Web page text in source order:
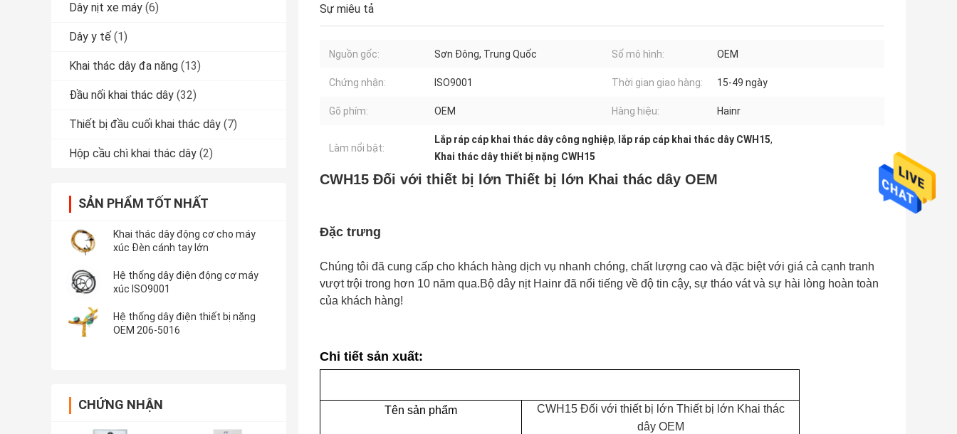
Dây nịt xe máy (6)
Dây y tế (1)
Khai thác dây đa năng (13)
Đầu nối khai thác dây (32)
Thiết bị đầu cuối khai thác dây (7)
Hộp cầu chì khai thác dây (2)
SẢN PHẨM TỐT NHẤT
Khai thác dây động cơ cho máy
xúc Đèn cánh tay lớn
Hệ thống dây điện động cơ máy
xúc ISO9001
Hệ thống dây điện thiết bị nặng
OEM 206-5016
CHỨNG NHẬN
Sự miêu tả
Nguồn gốc: Sơn Đông, Trung Quốc Số mô hình: OEM
Chứng nhận: ISO9001 Thời gian giao hàng: 15-49 ngày
Gõ phím: OEM Hàng hiệu: Hainr
Làm nổi bật:
Lắp ráp cáp khai thác dây công nghiệp, lắp ráp cáp khai thác dây CWH15,
Khai thác dây thiết bị nặng CWH15
CWH15 Đối với thiết bị lớn Thiết bị lớn Khai thác dây OEM
Đặc trưng
Chúng tôi đã cung cấp cho khách hàng dịch vụ nhanh chóng, chất lượng cao và đặc biệt với giá cả cạnh tranh
vượt trội trong hơn 10 năm qua.Bộ dây nịt Hainr đã nổi tiếng về độ tin cậy, sự tháo vát và sự hài lòng hoàn toàn
của khách hàng!
Chi tiết sản xuất:
Tên sản phẩm
CWH15 Đối với thiết bị lớn Thiết bị lớn Khai thác
dây OEM